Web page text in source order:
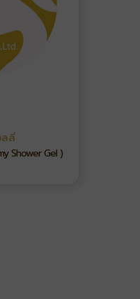
ลี่
Shower Gel )